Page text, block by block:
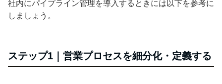
社内にパイプライン管理を導入するときには以下を参考に
しましょう。
ステップ1｜営業プロセスを細分化・定義する